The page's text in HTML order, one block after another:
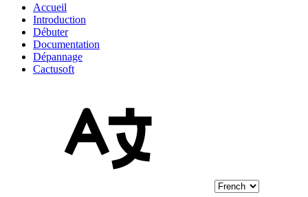
Accueil
Introduction
Débuter
Documentation
Dépannage
Cactusoft